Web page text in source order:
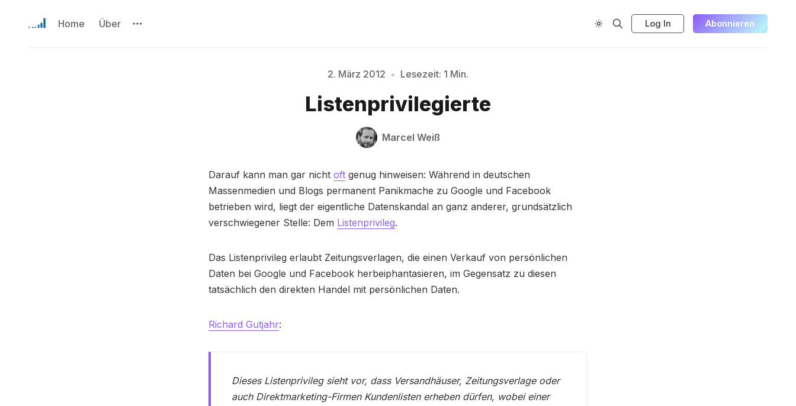
Home Über Log In Abonnieren
2. März 2012 • Lesezeit: 1 Min.
Listenprivilegierte
Marcel Weiß
Darauf kann man gar nicht oft genug hinweisen: Während in deutschen
Massenmedien und Blogs permanent Panikmache zu Google und Facebook
betrieben wird, liegt der eigentliche Datenskandal an ganz anderer, grundsätzlich
verschwiegener Stelle: Dem Listenprivileg.
Das Listenprivileg erlaubt Zeitungsverlagen, die einen Verkauf von persönlichen
Daten bei Google und Facebook herbeiphantasieren, im Gegensatz zu diesen
tatsächlich den direkten Handel mit persönlichen Daten.
Richard Gutjahr:
Dieses Listenprivileg sieht vor, dass Versandhäuser, Zeitungsverlage oder
auch Direktmarketing-Firmen Kundenlisten erheben dürfen, wobei einer